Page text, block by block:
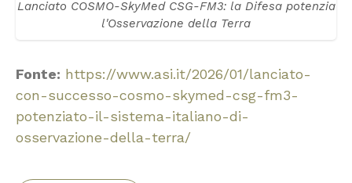
Lanciato COSMO-SkyMed CSG-FM3: la Difesa potenzia
l'Osservazione della Terra
Fonte: https://www.asi.it/2026/01/lanciato-
con-successo-cosmo-skymed-csg-fm3-
potenziato-il-sistema-italiano-di-
osservazione-della-terra/